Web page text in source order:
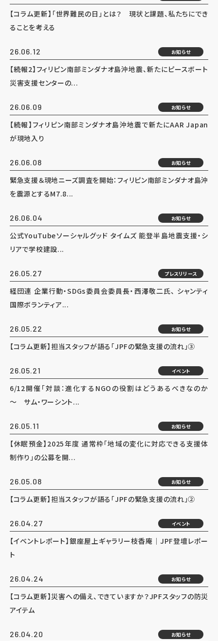
【コラム更新】「世界難民の日」とは？ 現状と課題、私たちにでき
ることを考える
26.06.12 お知らせ
【続報2】フィリピン南部ミンダナオ島沖地震、新たにピースボート
災害支援センターの...
26.06.09 お知らせ
【続報】フィリピン南部ミンダナオ島沖地震で新たにAAR Japan
が現地入り
26.06.08 お知らせ
緊急支援＆現地ニーズ調査を開始：フィリピン南部ミンダナオ島沖
を震源とするM7.8...
26.06.04 お知らせ
公式YouTubeソーシャルグッド タイムズ 能登半島地震支援・シ
リアで学校建設...
26.05.27 プレスリリース
経団連 企業行動・SDGs委員会委員長・西澤敬二氏、 シャンティ
国際ボランティア...
26.05.22 お知らせ
【コラム更新】担当スタッフが語る「JPFの緊急支援の流れ」③
26.05.21 イベント
6/12開催「対談：進化するNGOの役割はどうあるべきなのか
～ サム・ワーシント...
26.05.11 お知らせ
【休眠預金】2025年度 通常枠「地域の変化に対応できる支援体
制作り」の公募を開...
26.05.08 お知らせ
【コラム更新】担当スタッフが語る「JPFの緊急支援の流れ」②
26.04.27 イベント
【イベントレポート】銀座屋上ギャラリー枝香庵｜JPF登壇レポー
ト
26.04.24 お知らせ
【コラム更新】災害への備え、できていますか？JPFスタッフの防災
アイテム
26.04.20 お知らせ